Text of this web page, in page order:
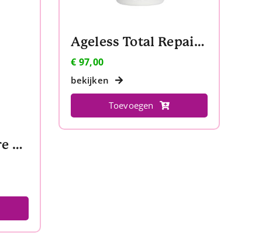
Ageless Total Pure Hyaluronic Filler
Ageless Total Repair Crème
€ 97,00
bekijken
Toevoegen